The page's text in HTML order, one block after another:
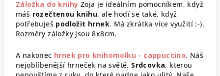
Záložka do knihy Zoja je ideálním pomocníkem, když
máš rozečtenou knihu, ale hodí se také, když
potřebuješ podložit hrnek. Má zkrátka více využití :-).
Rozměry záložky jsou 8x8cm.
A nakonec hrnek pro knihomolku - cappuccino. Náš
nejoblíbenější hrneček na světě. Srdcovka, kterou